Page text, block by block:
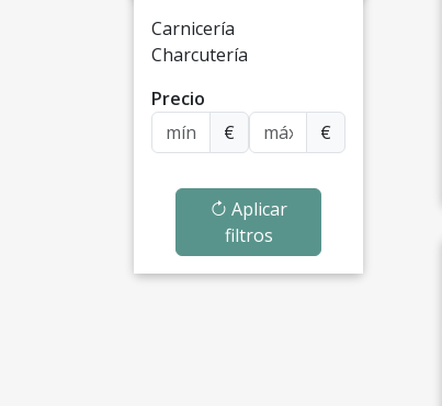
Carnicería
Charcutería
Precio
€
€
Aplicar
filtros